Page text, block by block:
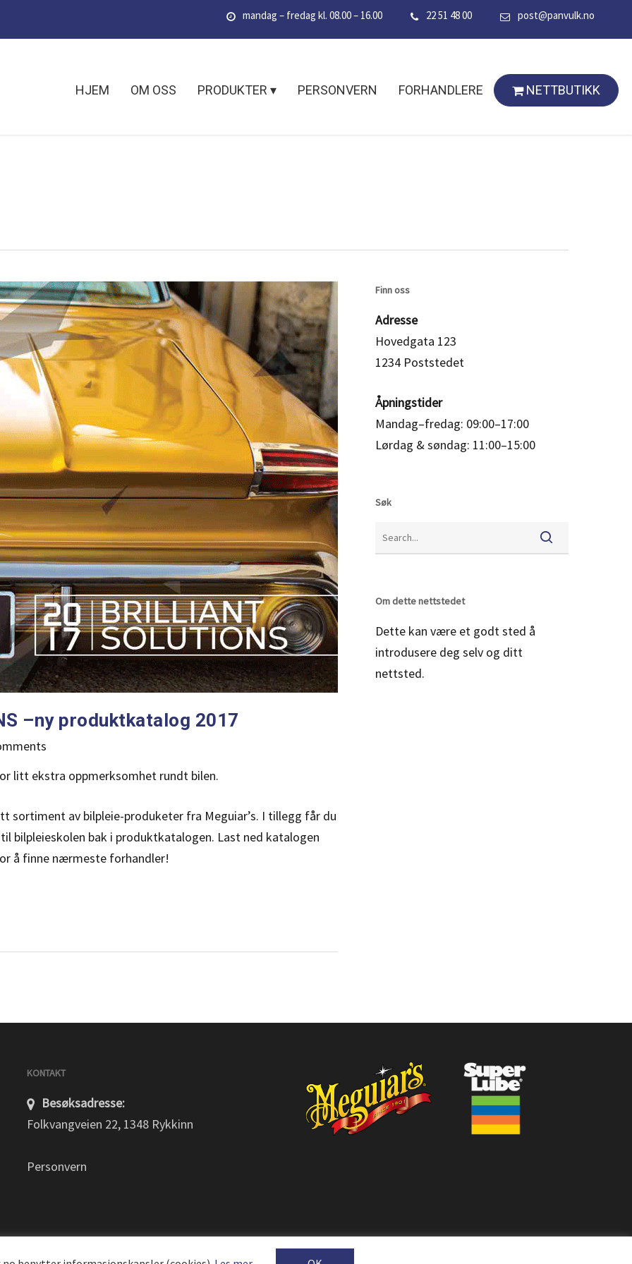
mandag – fredag kl. 08.00 – 16.00 22 51 48 00 post@panvulk.no
HJEM OM OSS PRODUKTER ▾ PERSONVERN FORHANDLERE NETTBUTIKK
–ny produktkatalog 2017
litt ekstra oppmerksomhet rundt bilen.
sortiment av bilpleie-produketer fra Meguiar’s. I tillegg får du
bilpleieskolen bak i produktkatalogen. Last ned katalogen
å finne nærmeste forhandler!
Finn oss
Adresse
Hovedgata 123
1234 Poststedet
Åpningstider
Mandag–fredag: 09:00–17:00
Lørdag & søndag: 11:00–15:00
Søk
Om dette nettstedet
Dette kan være et godt sted å
introdusere deg selv og ditt
nettsted.
KONTAKT
Besøksadresse:
Folkvangveien 22, 1348 Rykkinn
Personvern